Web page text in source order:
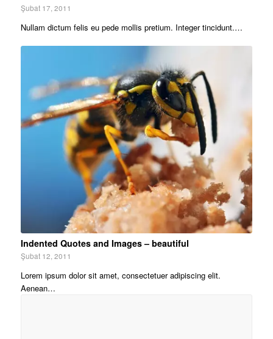
Şubat 17, 2011
Nullam dictum felis eu pede mollis pretium. Integer tincidunt.…
Indented Quotes and Images – beautiful
Şubat 12, 2011
Lorem ipsum dolor sit amet, consectetuer adipiscing elit.
Aenean…